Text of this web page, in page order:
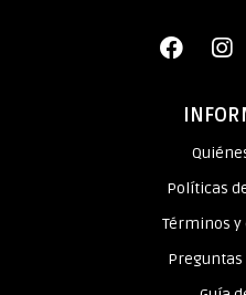
Políticas
Términos
Preguntas